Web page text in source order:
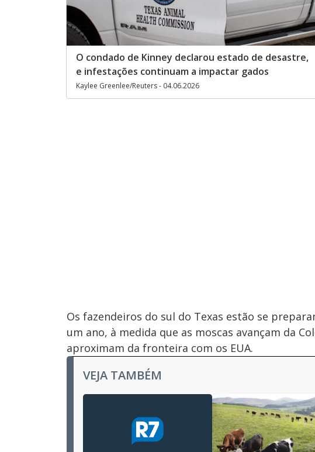
O condado de Kinney declarou estado de desastre,
e infestações continuam a impactar gados
Kaylee Greenlee/Reuters - 04.06.2026
Os fazendeiros do sul do Texas estão se
um ano, à medida que as moscas avançam da
aproximam da fronteira com os EUA.
VEJA TAMBÉM